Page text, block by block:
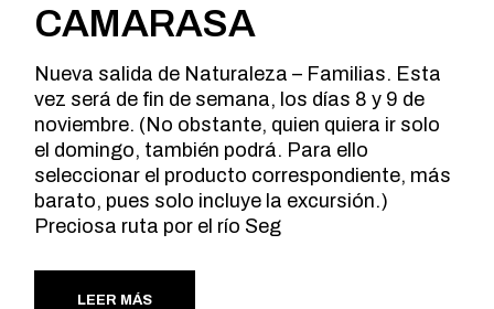
CAMARASA
Nueva salida de Naturaleza – Familias. Esta
vez será de fin de semana, los días 8 y 9 de
noviembre. (No obstante, quien quiera ir solo
el domingo, también podrá. Para ello
seleccionar el producto correspondiente, más
barato, pues solo incluye la excursión.)
Preciosa ruta por el río Seg
LEER MÁS